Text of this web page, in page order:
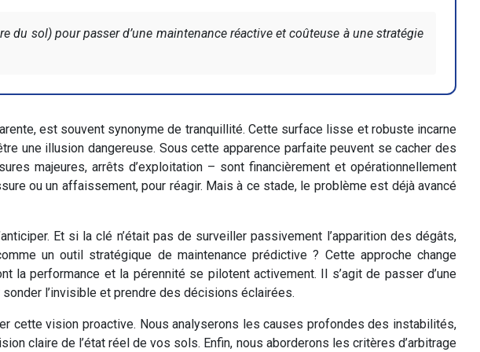
sol) pour passer d’une maintenance réactive et coûteuse à une stratégie
est souvent synonyme de tranquillité. Cette surface lisse et robuste incarne
une illusion dangereuse. Sous cette apparence parfaite peuvent se cacher des
majeures, arrêts d’exploitation – sont financièrement et opérationnellement
ou un affaissement, pour réagir. Mais à ce stade, le problème est déjà avancé
Et si la clé n’était pas de surveiller passivement l’apparition des dégâts,
un outil stratégique de maintenance prédictive ? Cette approche change
la performance et la pérennité se pilotent activement. Il s’agit de passer d’une
l’invisible et prendre des décisions éclairées.
cette vision proactive. Nous analyserons les causes profondes des instabilités,
claire de l’état réel de vos sols. Enfin, nous aborderons les critères d’arbitrage